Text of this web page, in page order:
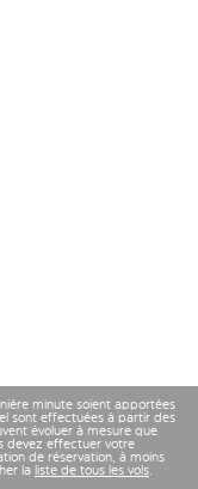
minute soient apportées
sont effectuées à partir des
évoluer à mesure que
devez effectuer votre
de réservation, à moins
la liste de tous les vols.